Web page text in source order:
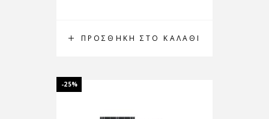
ΠΡΟΣΘΉΚΗ ΣΤΟ ΚΑΛΆΘΙ
-25%